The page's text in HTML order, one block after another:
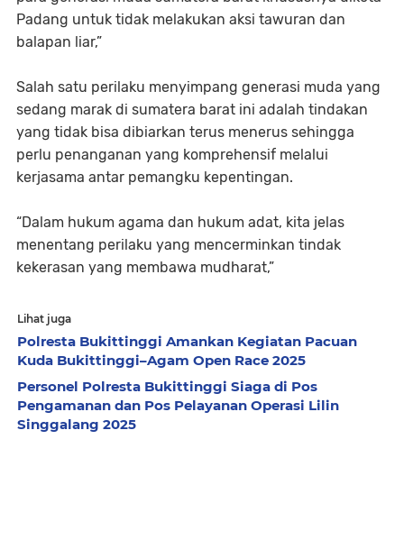
Padang untuk tidak melakukan aksi tawuran dan
balapan liar,”
Salah satu perilaku menyimpang generasi muda yang
sedang marak di sumatera barat ini adalah tindakan
yang tidak bisa dibiarkan terus menerus sehingga
perlu penanganan yang komprehensif melalui
kerjasama antar pemangku kepentingan.
“Dalam hukum agama dan hukum adat, kita jelas
menentang perilaku yang mencerminkan tindak
kekerasan yang membawa mudharat,”
Lihat juga
Polresta Bukittinggi Amankan Kegiatan Pacuan
Kuda Bukittinggi–Agam Open Race 2025
Personel Polresta Bukittinggi Siaga di Pos
Pengamanan dan Pos Pelayanan Operasi Lilin
Singgalang 2025